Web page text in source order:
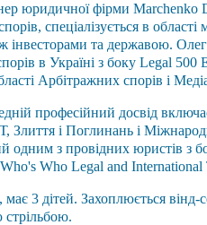
юридичної фірми Marchenko
спеціалізується в
інвесторами та державою.
в Україні з боку Legal
Арбітражних спорів і
професійний досвід
Злиття і Поглинань і
одним з провідних юристів з
Who Legal and International
3 дітей. Захоплюється вінд-